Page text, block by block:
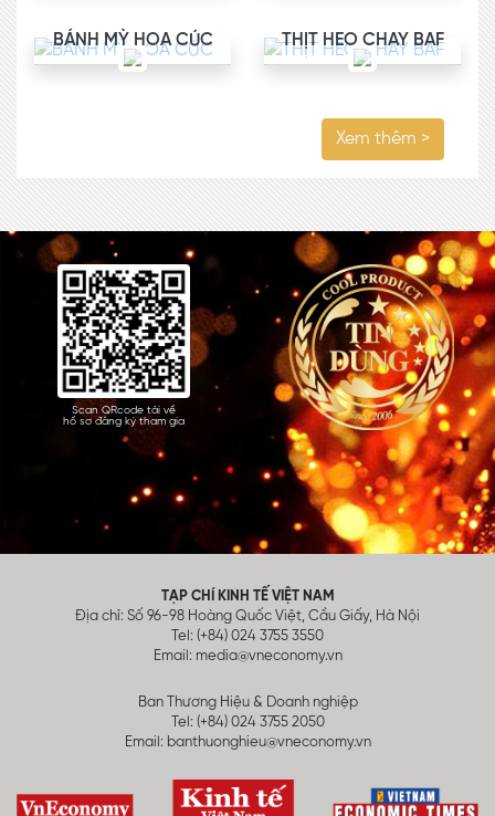
BÁNH MỲ HOA CÚC THỊT HEO CHAY BAF
Xem thêm >
Scan QRcode tải về
hồ sơ đăng ký tham gia
TẠP CHÍ KINH TẾ VIỆT NAM
Địa chỉ: Số 96-98 Hoàng Quốc Việt, Cầu Giấy, Hà Nội
Tel: (+84) 024 3755 3550
Email: media@vneconomy.vn
Ban Thương Hiệu & Doanh nghiệp
Tel: (+84) 024 3755 2050
Email: banthuonghieu@vneconomy.vn